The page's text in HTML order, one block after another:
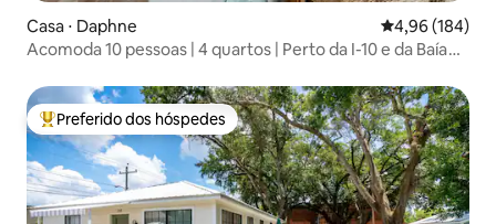
Casa ⋅ Daphne 4,96 de uma
4,96 (184)
Acomoda 10 pessoas | 4 quartos | Perto da I-10 e da Baía
Entre os melhores preferidos dos hóspedes
Preferido dos hóspedes